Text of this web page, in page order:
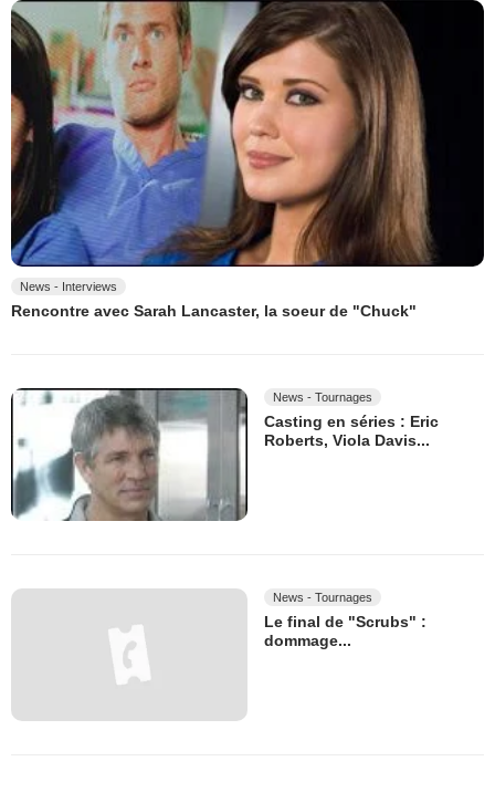
News - Interviews
Rencontre avec Sarah Lancaster, la soeur de "Chuck"
News - Tournages
Casting en séries : Eric
Roberts, Viola Davis...
News - Tournages
Le final de "Scrubs" :
dommage...